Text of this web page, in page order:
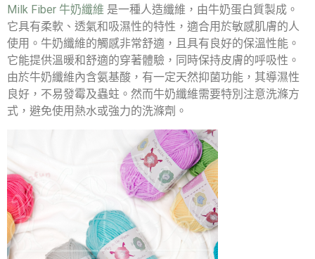
Milk Fiber 牛奶纖維 是一種人造纖維，由牛奶蛋白質製成。
它具有柔軟、透氣和吸濕性的特性，適合用於敏感肌膚的人
使用。牛奶纖維的觸感非常舒適，且具有良好的保溫性能。
它能提供溫暖和舒適的穿著體驗，同時保持皮膚的呼吸性。
由於牛奶纖維內含氨基酸，有一定天然抑菌功能，其導濕性
良好，不易發霉及蟲蛀。然而牛奶纖維需要特別注意洗滌方
式，避免使用熱水或強力的洗滌劑。